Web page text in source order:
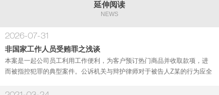
延伸阅读
NEWS
2026-07-31
非国家工作人员受贿罪之浅谈
本案是一起公司员工利用工作便利，为客户预订热门商品并收取款项，进
而被指控犯罪的典型案件。公诉机关与辩护律师对于被告人Z某的行为应全
分歧。